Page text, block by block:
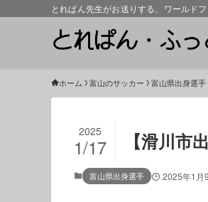
とれぱん先生がお送りする、ワールド
ホーム 富山のサッカー 富山県出身選手
【滑川市
2025
1/17
富山県出身選手 2025年1月